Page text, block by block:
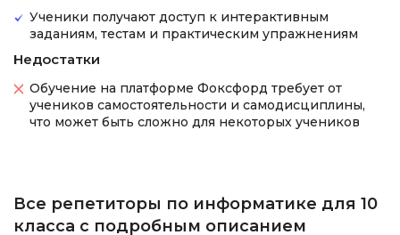
Ученики получают доступ к интерактивным
заданиям, тестам и практическим упражнениям
Недостатки
Обучение на платформе Фоксфорд требует от
учеников самостоятельности и самодисциплины,
что может быть сложно для некоторых учеников
Все репетиторы по информатике для 10
класса с подробным описанием